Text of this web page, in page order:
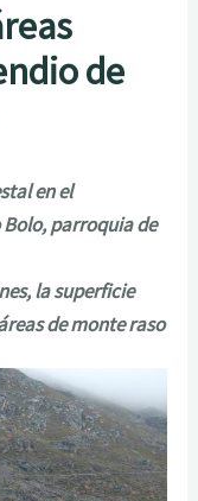
de
en el
parroquia de
la superficie
de monte raso